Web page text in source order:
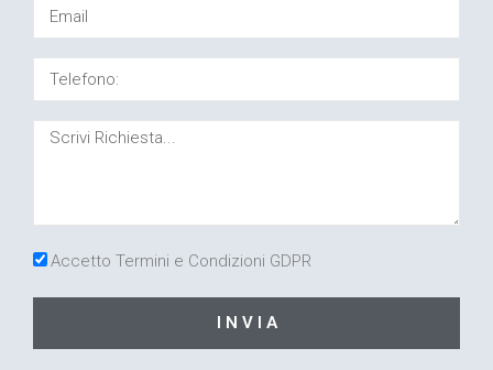
Accetto Termini e Condizioni GDPR
I N V I A